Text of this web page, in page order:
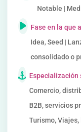
Notable |
Fase en la que
Idea, Seed |
consolidado o
Especialización
Comercio,
B2B, servicios
Turismo, Viajes,